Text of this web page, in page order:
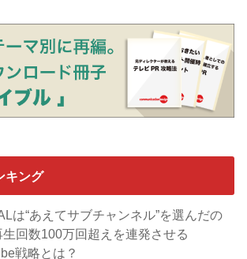
キング
は“あえてサブチャンネル”を選んだの
生回数100万回超えを連発させる
戦略とは？